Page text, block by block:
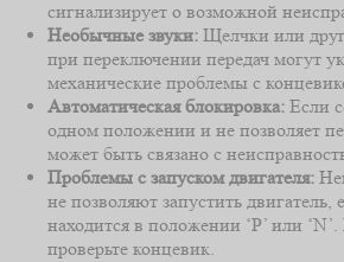
сигнализирует о возможной
Необычные звуки: Щелчки или
при переключении передач могут
механические проблемы с
Автоматическая блокировка: Если
одном положении и не позволяет
может быть связано с
Проблемы с запуском двигателя:
не позволяют запустить двигатель,
находится в положении ‘P’ или ‘N’.
проверьте концевик.